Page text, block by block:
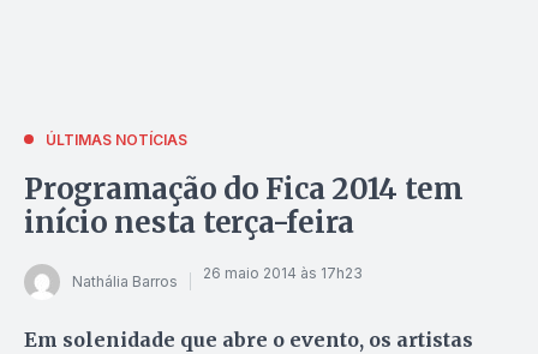
ÚLTIMAS NOTÍCIAS
Programação do Fica 2014 tem
início nesta terça-feira
Nathália Barros 26 maio 2014 às 17h23
Em solenidade que abre o evento, os artistas